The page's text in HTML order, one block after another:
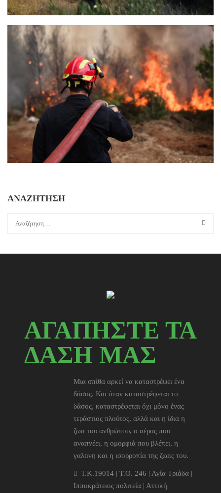
ΑΝΑΖΗΤΗΣΗ
ΑΓΑΠΗΣΤΕ ΤΑ
ΔΑΣΗ ΜΑΣ
Μια σπίθα αρκεί να καταστρέψει ένα
δάσος. Και όταν καταστρέφεται το
δάσος, καταστρέφεται όχι μόνο ένας
τεράστιος πλούτος, αλλά και η ίδια η
ζωn του ανθρώπου, ο αέρας που
αναπνέει, η ομορφιά που βλέπει, η
γαλnνη και η ισορροπία της ζωnς του.
T.K.19014 | Τ.Θ. 246 | Αγία Τριάδα |
Ιπποκράτειος πολιτεία | Αττική